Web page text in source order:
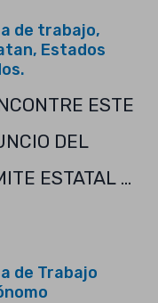
de trabajo,
Estados
ESTE
DEL
ESTATAL …
de Trabajo